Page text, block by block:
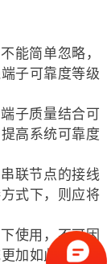
能简单忽略，
子可靠度等级
子质量结合可
高系统可靠度
联节点的接线
式下，则应将
使用，不可因
加如此。